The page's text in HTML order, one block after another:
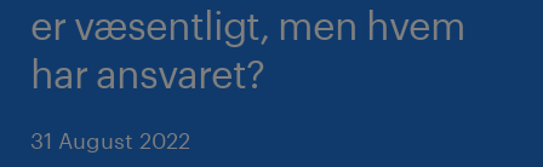
er væsentligt, men hvem
har ansvaret?
31 August 2022